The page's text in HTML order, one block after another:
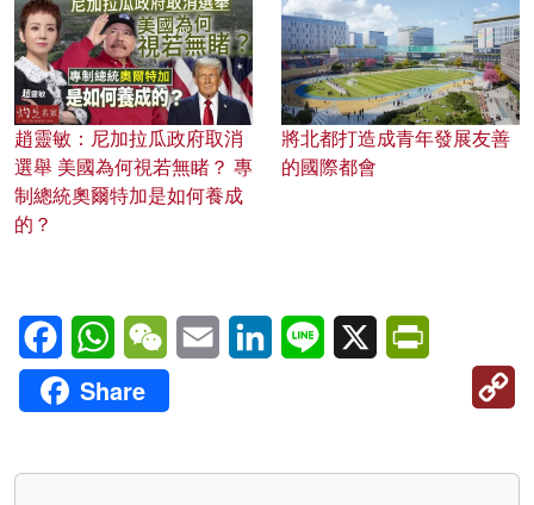
趙靈敏：尼加拉瓜政府取消
選舉 美國為何視若無睹？ 專
制總統奧爾特加是如何養成
的？
將北都打造成青年發展友善
的國際都會
FacebookWhatsAppWeChatEmail LinkedInLine X
Share